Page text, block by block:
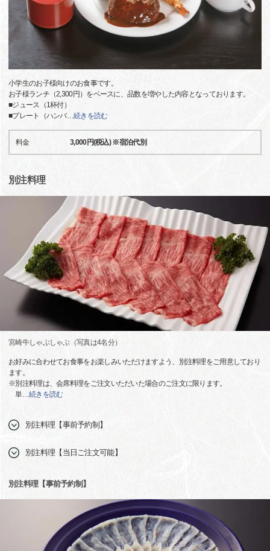
小学生のお子様向けのお食事です。
お子様ランチ（2,300円）をベースに、品数を増やした内容となっております。
■ジュース（1杯付）
■プレート（ハンバ…続きを読む
料金 3,000円(税込) ※宿泊代別
別注料理
宮崎牛しゃぶしゃぶ（写真は4名分）
お好みに合わせてお食事をお楽しみいただけますよう、別注料理をご用意しており
ます。
※別注料理は、会席料理をご注文いただいた場合のご注文に限ります。
単…続きを読む
別注料理【事前予約制】
別注料理【当日ご注文可能】
別注料理【事前予約制】